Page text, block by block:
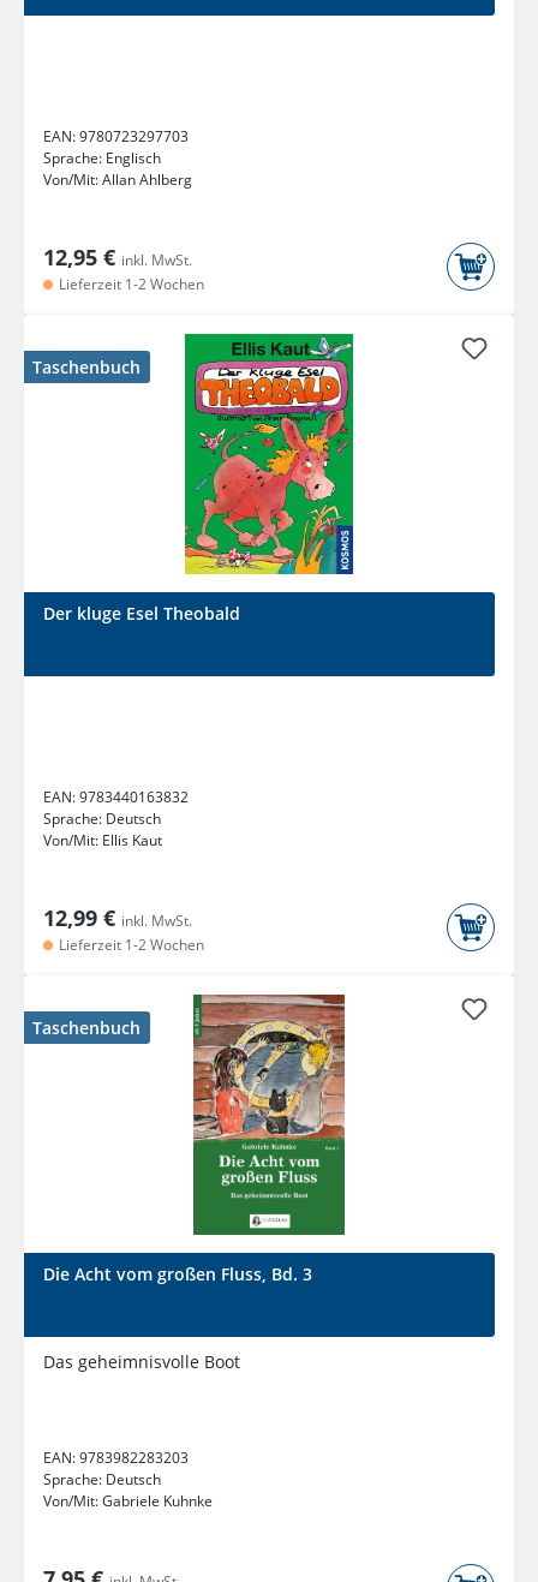
EAN:9780723297703
Sprache: Englisch
Von/Mit:Allan Ahlberg
12,95 € inkl. MwSt.
Lieferzeit 1-2 Wochen
Taschenbuch
Der kluge Esel Theobald
EAN:9783440163832
Sprache: Deutsch
Von/Mit: Ellis Kaut
12,99 € inkl. MwSt.
Lieferzeit 1-2 Wochen
Taschenbuch
Die Acht vom großen Fluss, Bd. 3
Das geheimnisvolle Boot
EAN:9783982283203
Sprache: Deutsch
Von/Mit:Gabriele Kuhnke